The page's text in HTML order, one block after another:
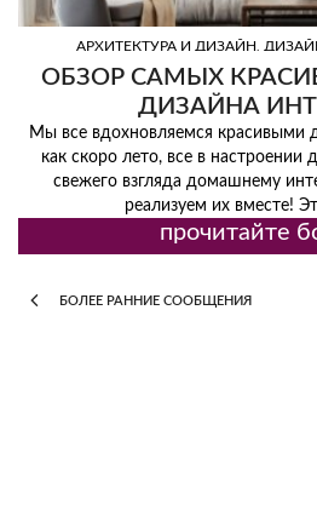
АРХИТЕКТУРА И ДИЗАЙН,
ОБЗОР САМЫХ
ДИЗАЙНА
Мы все вдохновляемся красивыми
как скоро лето, все в настроении
свежего взгляда домашнему
реализуем их вместе!
прочитайте
БОЛЕЕ РАННИЕ СООБЩЕНИЯ